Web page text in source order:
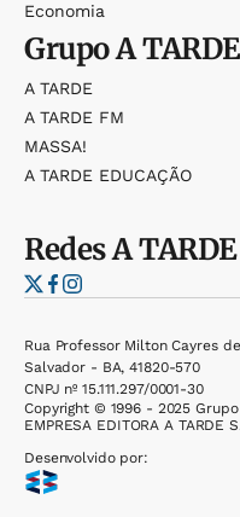
Economia
GrupoA TARDE
A TARDE
A TARDE FM
MASSA!
A TARDE EDUCAÇÃO
RedesA TARDE
Rua Professor Milton Cayres
Salvador - BA, 41820-570
CNPJ nº 15.111.297/0001-30
Copyright © 1996 - 2025
EMPRESA EDITORA A TARDE
Desenvolvido por: